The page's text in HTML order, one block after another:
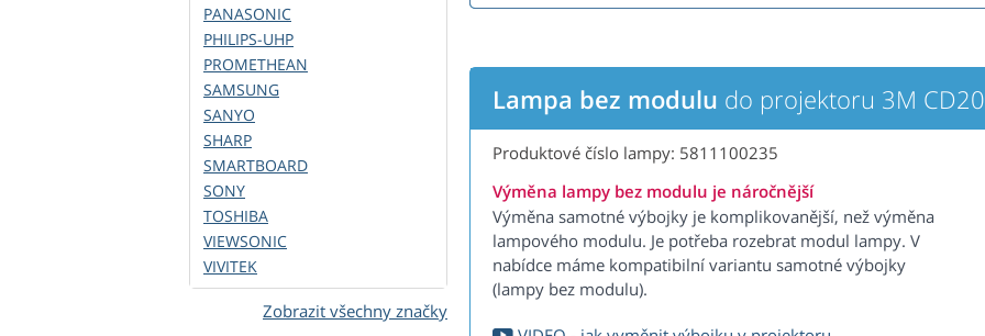
Lampa bez modulu do projektoru 3M
Produktové číslo lampy: 5811100235
Výměna lampy bez modulu je náročnější
Výměna samotné výbojky je komplikovanější, než výměna
lampového modulu. Je potřeba rozebrat modul lampy. V
nabídce máme kompatibilní variantu samotné výbojky
(lampy bez modulu).
PANASONIC
PHILIPS-UHP
PROMETHEAN
SAMSUNG
SANYO
SHARP
SMARTBOARD
SONY
TOSHIBA
VIEWSONIC
VIVITEK
Zobrazit všechny značky